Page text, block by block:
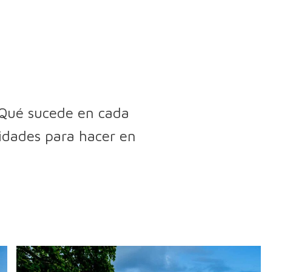
sucede en cada
para hacer en